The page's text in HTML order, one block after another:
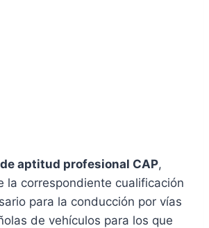
aptitud profesional CAP,
la correspondiente cualificación
para la conducción por vías
de vehículos para los que